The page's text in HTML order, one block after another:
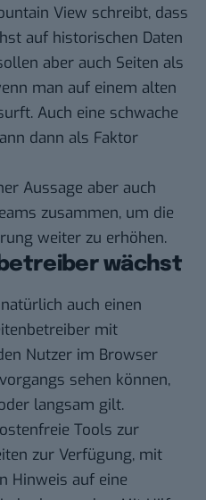
View schreibt, dass
auf historischen Daten
aber auch Seiten als
man auf einem alten
Auch eine schwache
dann als Faktor
Aussage aber auch
zusammen, um die
weiter zu erhöhen.
wächst
auch einen
mit
Nutzer im Browser
sehen können,
langsam gilt.
Tools zur
zur Verfügung, mit
Hinweis auf eine